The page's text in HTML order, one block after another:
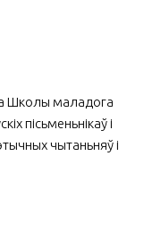
Школы маладога
пісьменьнікаў i
чытаньняў і